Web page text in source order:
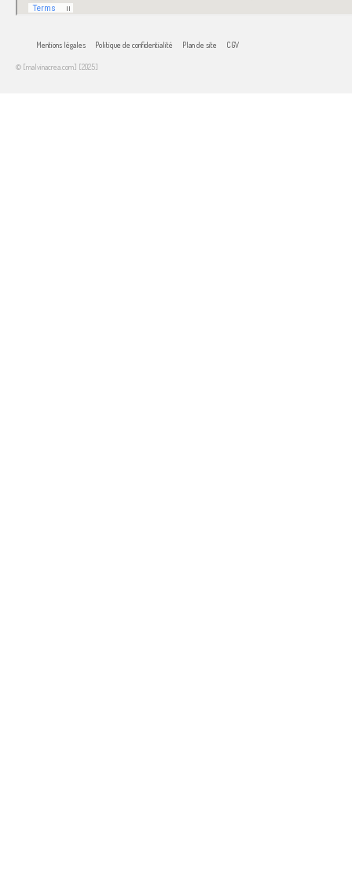
Mentions légales Politique de confidentialité Plan de site CGV
© [malvinacrea.com] [2025]